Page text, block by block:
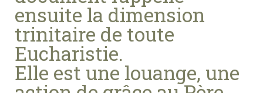
ensuite la dimension
trinitaire de toute
Eucharistie.
Elle est une louange, une